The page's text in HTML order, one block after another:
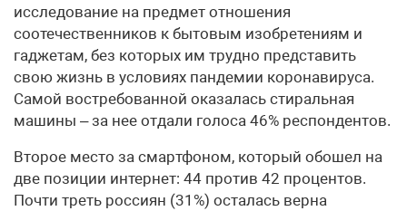
исследование на предмет отношения
соотечественников к бытовым изобретениям и
гаджетам, без которых им трудно представить
свою жизнь в условиях пандемии коронавируса.
Самой востребованной оказалась стиральная
машины – за нее отдали голоса 46% респондентов.
Второе место за смартфоном, который обошел на
две позиции интернет: 44 против 42 процентов.
Почти треть россиян (31%) осталась верна